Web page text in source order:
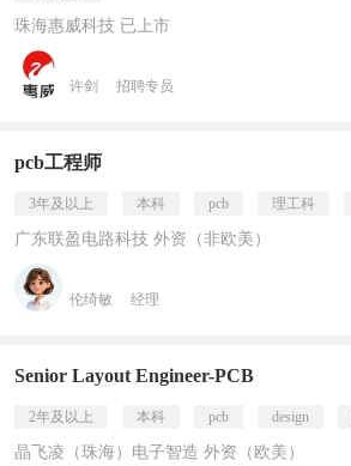
珠海惠威科技 已上市
许剑 招聘专员
pcb工程师
3年及以上 本科 pcb 理工科
广东联盈电路科技 外资（非欧美）
伦绮敏 经理
Senior Layout Engineer-PCB
2年及以上 本科 pcb design
晶飞凌（珠海）电子智造 外资（欧美）